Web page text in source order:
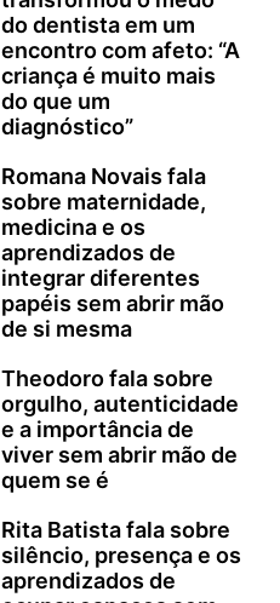
do dentista em um
encontro com afeto: “A
criança é muito mais
do que um
diagnóstico”
Romana Novais fala
sobre maternidade,
medicina e os
aprendizados de
integrar diferentes
papéis sem abrir mão
de si mesma
Theodoro fala sobre
orgulho, autenticidade
e a importância de
viver sem abrir mão de
quem se é
Rita Batista fala sobre
silêncio, presença e os
aprendizados de